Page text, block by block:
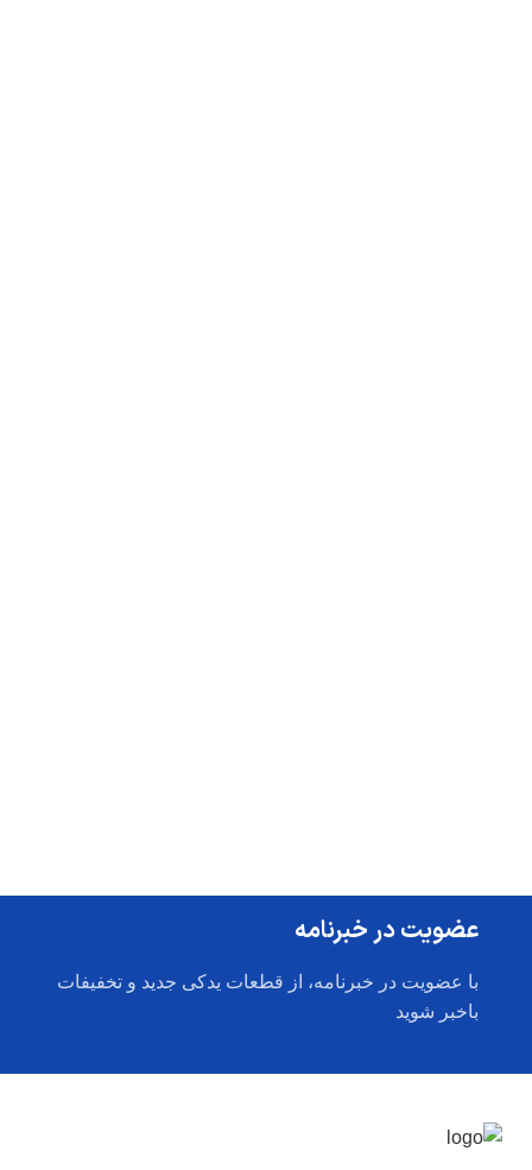
عضویت در خبرنامه
با عضویت در خبرنامه، از قطعات یدکی جدید و تخفیفات
باخبر شوید